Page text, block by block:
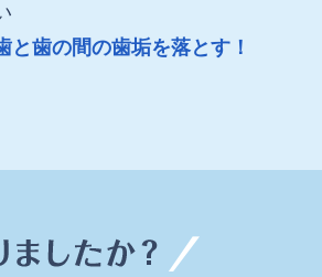
と歯の間の歯垢を落とす！